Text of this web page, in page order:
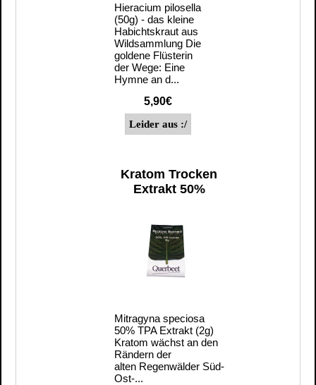
Hieracium pilosella
(50g) - das kleine
Habichtskraut aus
Wildsammlung Die
goldene Flüsterin
der Wege: Eine
Hymne an d...
5,90€
Kratom Trocken
Extrakt 50%
Mitragyna speciosa
50% TPA Extrakt (2g)
Kratom wächst an den
Rändern der
alten Regenwälder Süd-
Ost-...